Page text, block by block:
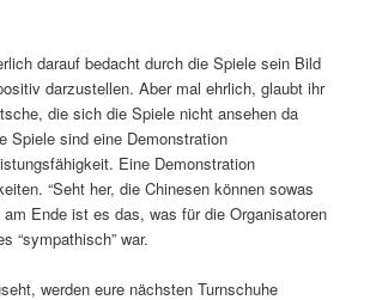
darauf bedacht durch die Spiele sein Bild
darzustellen. Aber mal ehrlich, glaubt ihr
die sich die Spiele nicht ansehen da
Spiele sind eine Demonstration
Eine Demonstration
“Seht her, die Chinesen können sowas
am Ende ist es das, was für die Organisatoren
“sympathisch” war.
werden eure nächsten Turnschuhe